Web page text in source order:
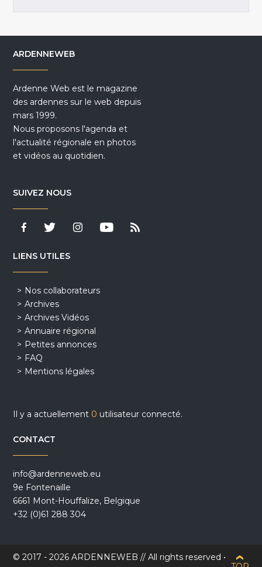
ARDENNEWEB
Ardenne Web est le magazine
des ardennes sur le web depuis
mars 1999.
Nous proposons l'agenda et
l'actualité régionale en photos
et vidéos au quotidien.
SUIVEZ NOUS
LIENS UTILES
Nos collaborateurs
Archives
Archives Vidéos
Annuaire régional
Petites annonces
FAQ
Mentions légales
Il y a actuellement 0 utilisateur connecté.
CONTACT
info@ardenneweb.eu
9e Fontenaille
6661 Mont-Houffalize, Belgique
+32 (0)61 288 304
© 2017 - 2026 ARDENNEWEB // All rights reserved •